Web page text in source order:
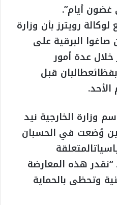
غضون أيام”.
رويترز بأن وزارة
البرقية على
عدة أمور
قبل
وزارة الخارجية نيد
وُضعت في الحسبان
“نقدر هذه المعارضة
وتحظى بالحماية